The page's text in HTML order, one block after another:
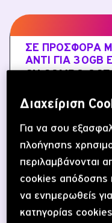
ΣΕ ΠΡΟΣΦΟΡΆ
ΑΝΤΊ ΓΙΑ
CU COMBO
για 30 μέρες
Απεριόριστα data
Απεριόριστα λεπτά
50 SMS προς
Διαχείριση
Για να σου
πλοήγησης
περιλαμβάνονται
cookies απόδοσης
να ενημερωθείς
κατηγορίας cookies